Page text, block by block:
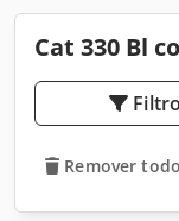
Cat 330 Bl
Filtro
Remover